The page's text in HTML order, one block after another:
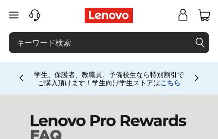
e
n
v
メインコンテンツにスキップする
学生、保護者、教職員、予備校生なら特別割引で
ご購入頂けます！学生向け学生ストアはこちら
Currently displaying item 4 of